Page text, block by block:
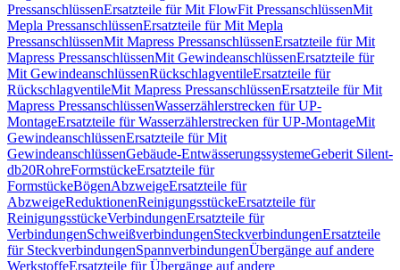
PressanschlüssenErsatzteile für Mit FlowFit PressanschlüssenMit
Mepla PressanschlüssenErsatzteile für Mit Mepla
PressanschlüssenMit Mapress PressanschlüssenErsatzteile für Mit
Mapress PressanschlüssenMit GewindeanschlüssenErsatzteile für
Mit GewindeanschlüssenRückschlagventileErsatzteile für
RückschlagventileMit Mapress PressanschlüssenErsatzteile für Mit
Mapress PressanschlüssenWasserzählerstrecken für UP-
MontageErsatzteile für Wasserzählerstrecken für UP-MontageMit
GewindeanschlüssenErsatzteile für Mit
GewindeanschlüssenGebäude-EntwässerungssystemeGeberit Silent-
db20RohreFormstückeErsatzteile für
FormstückeBögenAbzweigeErsatzteile für
AbzweigeReduktionenReinigungsstückeErsatzteile für
ReinigungsstückeVerbindungenErsatzteile für
VerbindungenSchweißverbindungenSteckverbindungenErsatzteile
für SteckverbindungenSpannverbindungenÜbergänge auf andere
WerkstoffeErsatzteile für Übergänge auf andere